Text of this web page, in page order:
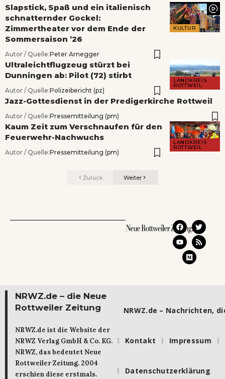
KULTUR
Slapstick, Spaß und ein italienisch
schnatternder Gockel:
Zimmertheater vor dem Ende der
Sommersaison ’26
Autor / Quelle:Peter Arnegger
LANDKREIS
ROTTWEIL
Ultraleichtflugzeug stürzt bei
Dunningen ab: Pilot (72) stirbt
Autor / Quelle:Polizeibericht (pz)
Jazz-Gottesdienst in der Predigerkirche Rottweil
Autor / Quelle:Pressemitteilung (pm)
LANDKREIS
ROTTWEIL
Kaum Zeit zum Verschnaufen für den
Feuerwehr-Nachwuchs
Autor / Quelle:Pressemitteilung (pm)
Zurück Weiter
NRWZ.de – die Neue
Rottweiler Zeitung
NRWZ.de ist die Website der
NRWZ Verlag GmbH & Co. KG.
NRWZ, das bedeutet Neue
Rottweiler Zeitung. 2004
erschien diese erstmals.
NRWZ.de – Nachrichten,
Kontakt Impressum
Datenschutzerklärung